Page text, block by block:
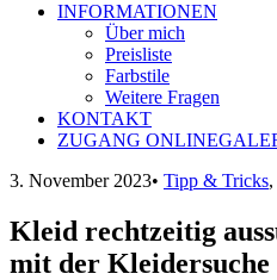
INFORMATIONEN
Über mich
Preisliste
Farbstile
Weitere Fragen
KONTAKT
ZUGANG
3. November 2023• Tipp & Tricks,
Kleid rechtzeitig
mit der Kleidersuche